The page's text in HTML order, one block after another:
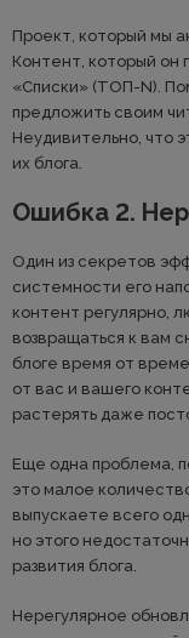
Проект, который мы
Контент, который он
«Списки» (ТОП-N).
предложить своим
Неудивительно, что
их блога.
Ошибка 2.
Один из секретов
системности его
контент регулярно,
возвращаться к вам
блоге время от
от вас и вашего
растерять даже
Еще одна проблема,
это малое
выпускаете всего
но этого
развития блога.
Нерегулярное